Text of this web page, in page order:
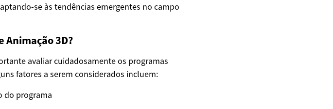
se às tendências emergentes no campo
Animação 3D?
avaliar cuidadosamente os programas
fatores a serem considerados incluem:
do programa